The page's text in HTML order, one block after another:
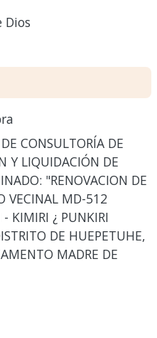
Dios
CONSULTORÍA DE
Y LIQUIDACIÓN DE
"RENOVACION DE
VECINAL MD-512
KIMIRI ¿ PUNKIRI
DE HUEPETUHE,
MADRE DE